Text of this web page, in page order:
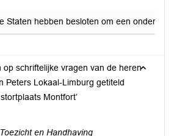
Staten hebben besloten om een
op schriftelijke vragen van de heren
Peters Lokaal-Limburg getiteld
Montfort’
en Handhaving